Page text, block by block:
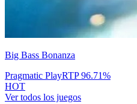
Big Bass Bonanza
Pragmatic PlayRTP96.71%
HOT
Ver todos los juegos